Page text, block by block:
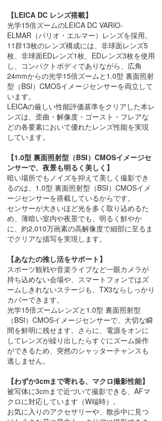
【LEICA DC レンズ搭載】
光学15倍ズームのLEICA DC VARIO-
ELMAR（バリオ・エルマー）レンズを採用。
11群13枚のレンズ構成には、非球面レンズ5
枚、非球面EDレンズ1枚、EDレンズ3枚を使用
し、コンパクトボディでありながら、広角
24mmからの光学15倍ズームと1.0型 裏面照射
型（BSI）CMOSイメージセンサーを両立して
います。
LEICAの厳しい性能評価基準をクリアした本レ
ンズは、歪曲・解像度・ゴースト・フレアな
どの各要素において優れたレンズ性能を実現
しています。
【1.0型 裏面照射型（BSI）CMOSイメージセ
ンサーで、夜景も明るく美しく】
暗い場所でもノイズを抑えて美しく撮影でき
るのは、1.0型 裏面照射型（BSI）CMOSイメ
ージセンサーを搭載しているからです。
センサーが大きいほど光を多く取り込めるた
め、薄暗い室内や夜景でも、明るく鮮やか
に、約2,010万画素の高解像度で細部に至るま
でクリアな描写を実現します。
【あなたの推し活をサポート】
スポーツ観戦や音楽ライブなど一眼カメラが
持ち込めない会場や、スマートフォンではズ
ームしきれないステージも、TX3ならしっかり
カバーできます。
光学15倍ズームレンズと1.0型 裏面照射型
（BSI）CMOSイメージセンサーで、大切な瞬
間を鮮明に残せます。さらに、電源をオンに
してレンズが繰り出したらすぐにズーム操作
ができるため、突然のシャッターチャンスも
逃しません。
【わずか3cmまで寄れる、マクロ撮影性能】
被写体に3cmまで近づいて撮影できる、AFマ
クロに対応しています（W端時）。
お気に入りのアクセサリーや、散歩中に見つ